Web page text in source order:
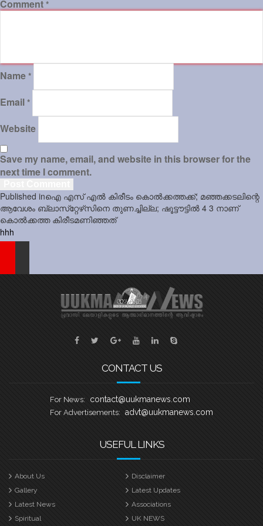
Classifieds
Comment *
Name *
Email *
Website
Save my name, email, and website in this browser for the
next time I comment.
Post
navigation
Published inഐ എസ് എല്‍ കിരീടം കൊല്‍ക്കത്തക്ക്; മഞ്ഞക്കടലിന്റെ
ആവേശം ബ്ലാസ്‌റ്റേഴ്‌സിനെ തുണച്ചില്ല; ഷൂട്ടൗട്ടില്‍ 4 3 നാണ്
കൊല്‍ക്കത്ത കിരീടമണിഞ്ഞത്
hhh
CONTACT US
For News: contact@uukmanews.com
For Advertisements: advt@uukmanews.com
USEFUL LINKS
About Us
Disclaimer
Gallery
Latest Updates
Latest News
Associations
Spiritual
UK NEWS